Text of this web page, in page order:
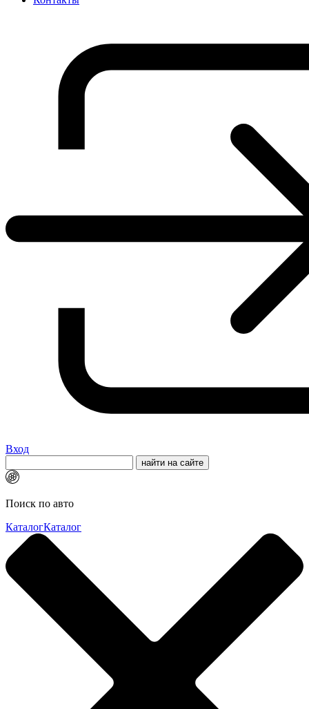
Вход
Поиск по авто
КаталогКаталог